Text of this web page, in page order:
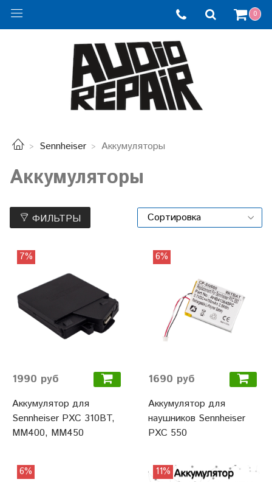
0
Sennheiser Аккумуляторы
Аккумуляторы
ФИЛЬТРЫ
7%
1990 руб
Аккумулятор для
Sennheiser PXC 310BT,
MM400, ММ450
6%
1690 руб
Аккумулятор для
наушников Sennheiser
PXC 550
6% 11%